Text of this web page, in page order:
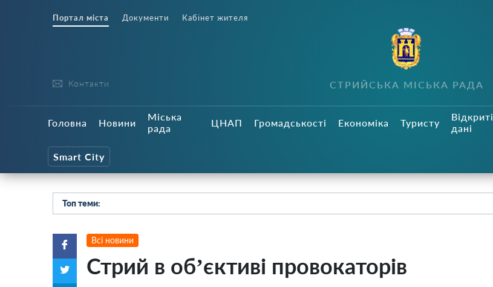
Портал міста Документи Кабінет жителя
Контакти СТРИЙСЬКА МІСЬКА РАДА
Головна Новини
Міська
рада
ЦНАП Громадськості Економіка Туристу
Відкриті
дані
Smart City
Топ теми:
Всі новини
Стрий в об’єктиві провокаторів